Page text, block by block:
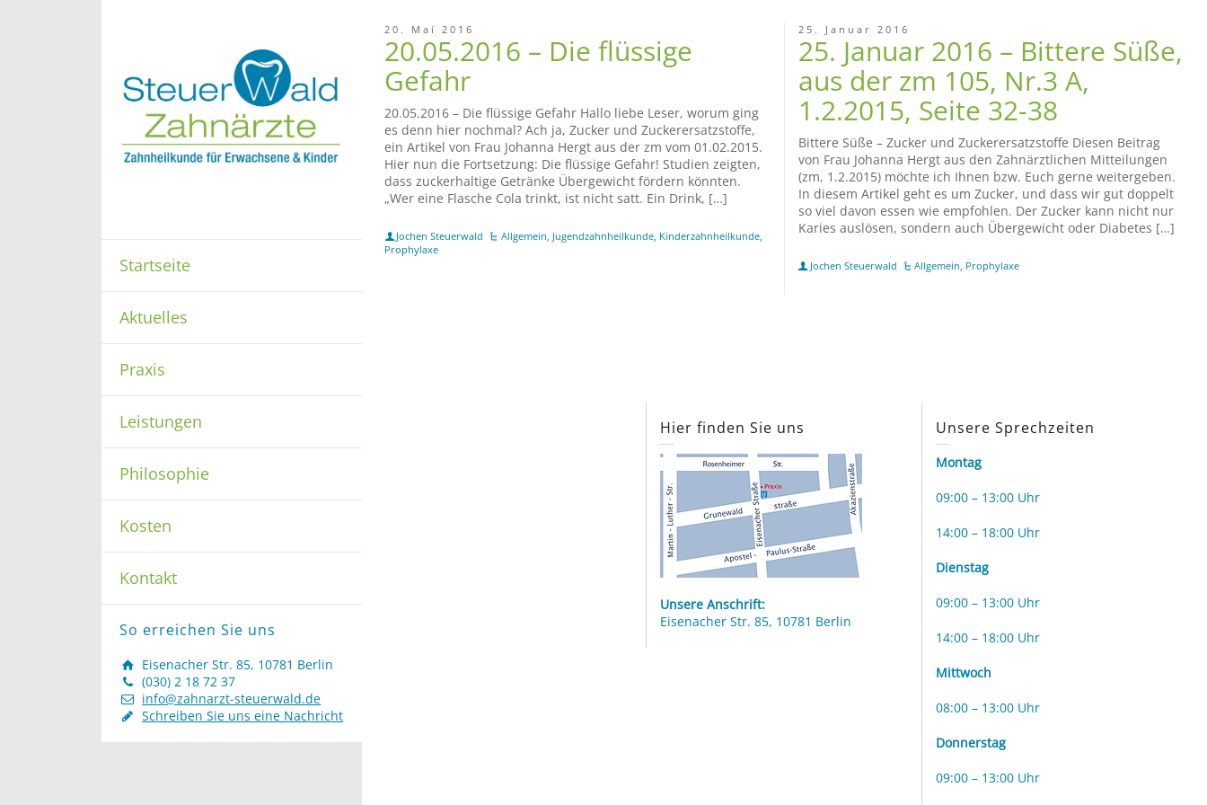
Startseite
Aktuelles
Praxis
Leistungen
Philosophie
Kosten
Kontakt
So erreichen Sie uns
Eisenacher Str. 85, 10781 Berlin
(030) 2 18 72 37
info@zahnarzt-steuerwald.de
Schreiben Sie uns eine Nachricht
20. Mai 2016
20.05.2016 – Die flüssige
Gefahr
20.05.2016 – Die flüssige Gefahr Hallo liebe Leser, worum ging
es denn hier nochmal? Ach ja, Zucker und Zuckerersatzstoffe,
ein Artikel von Frau Johanna Hergt aus der zm vom 01.02.2015.
Hier nun die Fortsetzung: Die flüssige Gefahr! Studien zeigten,
dass zuckerhaltige Getränke Übergewicht fördern könnten.
„Wer eine Flasche Cola trinkt, ist nicht satt. Ein Drink, […]
Jochen Steuerwald Allgemein, Jugendzahnheilkunde, Kinderzahnheilkunde,
Prophylaxe
25. Januar 2016
25. Januar 2016 – Bittere Süße,
aus der zm 105, Nr.3 A,
1.2.2015, Seite 32-38
Bittere Süße – Zucker und Zuckerersatzstoffe Diesen Beitrag
von Frau Johanna Hergt aus den Zahnärztlichen Mitteilungen
(zm, 1.2.2015) möchte ich Ihnen bzw. Euch gerne weitergeben.
In diesem Artikel geht es um Zucker, und dass wir gut doppelt
so viel davon essen wie empfohlen. Der Zucker kann nicht nur
Karies auslösen, sondern auch Übergewicht oder Diabetes […]
Jochen Steuerwald Allgemein, Prophylaxe
Hier finden Sie uns
Unsere Anschrift:
Eisenacher Str. 85, 10781 Berlin
Unsere Sprechzeiten
Montag
09:00 – 13:00 Uhr
14:00 – 18:00 Uhr
Dienstag
09:00 – 13:00 Uhr
14:00 – 18:00 Uhr
Mittwoch
08:00 – 13:00 Uhr
Donnerstag
09:00 – 13:00 Uhr